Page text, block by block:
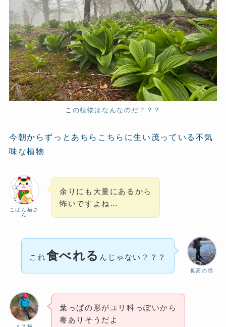
この植物はなんなのだ？？？
今朝からずっとあちらこちらに生い茂っている不気
味な植物
こばん猫さ
ん
余りにも大量にあるから
怖いですよね…
孤高の猫
これ食べれる んじゃない？？？
葉っぱの形がユリ科っぽいから
毒ありそうだよ